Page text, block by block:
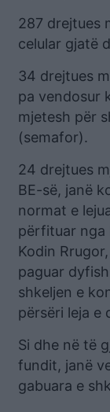
287 drejtues
celular gjatë
34 drejtues
pa vendosur
mjetesh për
(semafor).
24 drejtues
BE-së, janë
normat e
përfituar nga
Kodin
paguar
shkeljen e
përsëri leja e
Si dhe në të
fundit, janë
gabuara e